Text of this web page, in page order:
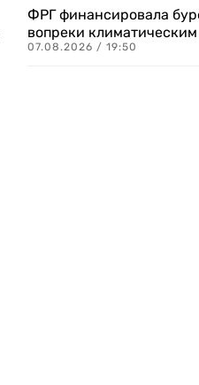
ФРГ финансировала
вопреки
07.08.2026 / 19:50